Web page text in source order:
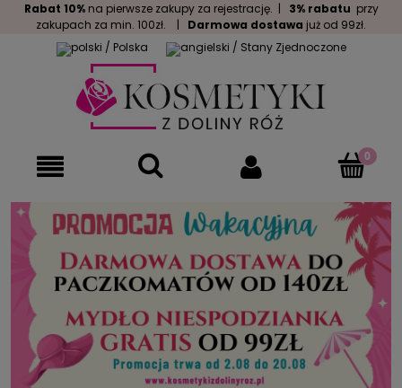
Rabat 10%na pierwsze zakupy za rejestrację. | 3% rabatu przy
zakupach za min. 100zł. | Darmowa dostawa już od 99zł.